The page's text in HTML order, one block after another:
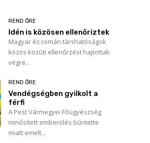
REND ŐRE
Idén is közösen ellenőriztek
Magyar és román társhatóságok
közös közúti ellenőrzést hajtottak
végre...
REND ŐRE
Vendégségben gyilkolt a
férfi
A Pest Vármegyei Főügyészség
minősített emberölés bűntette
miatt emelt...